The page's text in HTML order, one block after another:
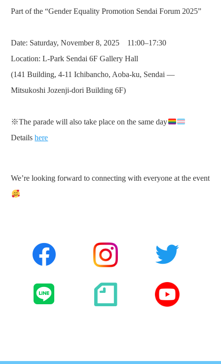
Part of the “Gender Equality Promotion Sendai Forum 2025”
Date: Saturday, November 8, 2025 11:00–17:30
Location: L-Park Sendai 6F Gallery Hall
(141 Building, 4-11 Ichibancho, Aoba-ku, Sendai —
Mitsukoshi Jozenji-dori Building 6F)
※The parade will also take place on the same day
Detailshere
We’re looking forward to connecting with everyone at the event